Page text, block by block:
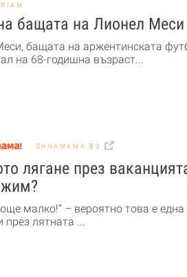
бащата на Лионел Меси
бащата на аржентинската
на 68-годишна възраст...
OHNAMAMA.BG
лягане през
малко!“ – вероятно това е една
през лятната ...